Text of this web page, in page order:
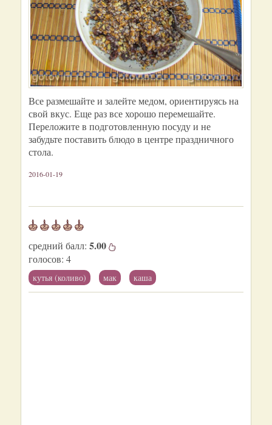
Все размешайте и залейте медом, ориентируясь на
свой вкус. Еще раз все хорошо перемешайте.
Переложите в подготовленную посуду и не
забудьте поставить блюдо в центре праздничного
стола.
2016-01-19
средний балл: 5.00
голосов: 4
кутья (коливо) мак каша